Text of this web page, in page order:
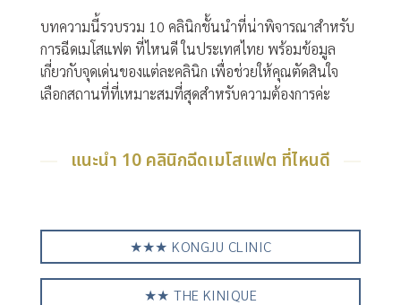
บทความนี้รวบรวม 10 คลินิกชั้นนำที่น่าพิจารณาสำหรับ
การฉีดเมโสแฟต ที่ไหนดี ในประเทศไทย พร้อมข้อมูล
เกี่ยวกับจุดเด่นของแต่ละคลินิก เพื่อช่วยให้คุณตัดสินใจ
เลือกสถานที่ที่เหมาะสมที่สุดสำหรับความต้องการค่ะ
แนะนำ 10 คลินิกฉีดเมโสแฟต ที่ไหนดี
★★★ KONGJU CLINIC
★★ THE KINIQUE